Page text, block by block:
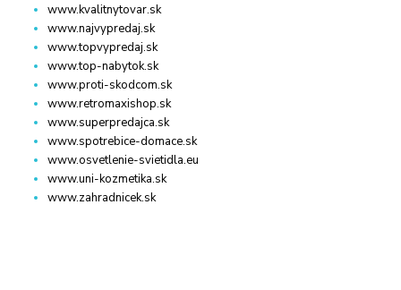
www.kvalitnytovar.sk
www.najvypredaj.sk
www.topvypredaj.sk
www.top-nabytok.sk
www.proti-skodcom.sk
www.retromaxishop.sk
www.superpredajca.sk
www.spotrebice-domace.sk
www.osvetlenie-svietidla.eu
www.uni-kozmetika.sk
www.zahradnicek.sk